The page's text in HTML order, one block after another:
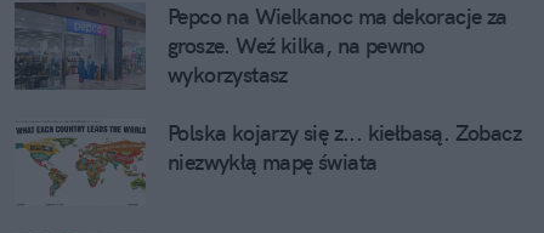
Pepco na Wielkanoc ma dekoracje za
grosze. Weź kilka, na pewno
wykorzystasz
Polska kojarzy się z... kiełbasą. Zobacz
niezwykłą mapę świata